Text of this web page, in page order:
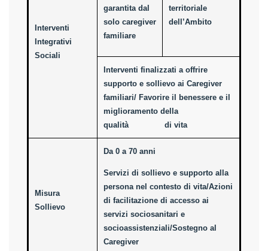
Interventi
Integrativi
Sociali
garantita dal
solo caregiver
familiare
territoriale
dell’Ambito
Interventi finalizzati a offrire
supporto e sollievo ai Caregiver
familiari/ Favorire il benessere e il
miglioramento della
qualità di vita
Misura
Sollievo
Da 0 a 70 anni
Servizi di sollievo e supporto alla
persona nel contesto di vita/Azioni
di facilitazione di accesso ai
servizi sociosanitari e
socioassistenziali/Sostegno al
Caregiver